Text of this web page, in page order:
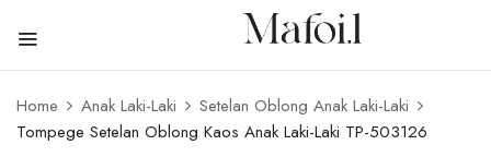
Home Anak Laki-Laki
Setelan Oblong Anak Laki-Laki
Tompege Setelan Oblong Kaos Anak Laki-Laki TP-503126